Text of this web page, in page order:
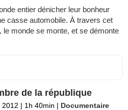
entier dénicher leur bonheur
casse automobile. À travers cet
monde se monte, et se démonte
de la république
2012 | 1h 40min | Documentaire